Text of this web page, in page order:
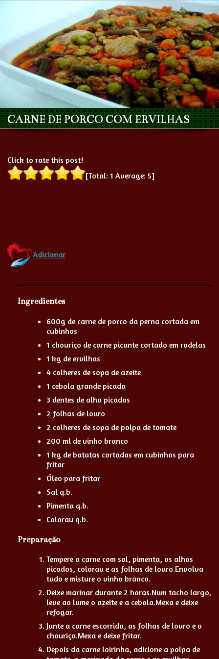
CARNE DE PORCO COM ERVILHAS
Click to rate this post!
[Total: 1 Average: 5]
Adicionar
Ingredientes
600g de carne de porco da perna cortada em
cubinhos
1 chouriço de carne picante cortado em rodelas
1 kg de ervilhas
4 colheres de sopa de azeite
1 cebola grande picada
3 dentes de alho picados
2 folhas de louro
2 colheres de sopa de polpa de tomate
200 ml de vinho branco
1 kg de batatas cortadas em cubinhos para
fritar
Óleo para fritar
Sal q.b.
Pimenta q.b.
Colorau q.b.
Preparação
Tempere a carne com sal, pimenta, os alhos
picados, colorau e as folhas de louro.Envolva
tudo e misture o vinho branco.
Deixe marinar durante 2 horas.Num tacho largo,
leve ao lume o azeite e a cebola.Mexa e deixe
refogar.
Junte a carne escorrida, as folhas de louro e o
chouriço.Mexa e deixe fritar.
Depois da carne loirinha, adicione a polpa de